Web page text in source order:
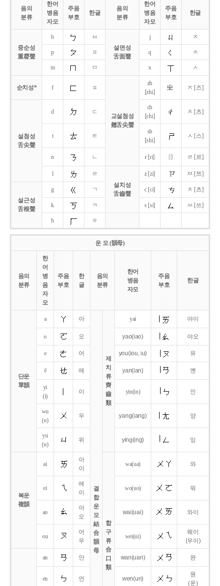
음의
분류
한어
병음
자모
주음
부호
한글
음의
분류
한어
병음
자모
주음
부호
한글
중순성
重脣聲
b
ㅂ
설면성
舌面聲
j ㅈ
p ㅍ q ㅊ
m ㅁ x ㅅ
순치성* f ㅍ
교설첨성
翹舌尖聲
zh
[zhi]
ㅈ [즈]
설첨성
舌尖聲
d ㄷ
ch
[chi]
ㅊ [츠]
t ㅌ
sh
[shi]
ㅅ [스]
n ㄴ r [ri] ㄖ ㄹ [르]
l
ㄹ
설치성
舌齒聲
z [zi] ㅉ [쯔]
설근성
舌根聲
g ㄱ c [ci] ㅊ [츠]
k ㅋ s [si] ㅆ [쓰]
h ㅎ
운 모 (韻母)
음의
분류
한
어
병
음
자
모
주음
부호
한
글
음의
분류
한어
병음
자모
주음
부호
한글
단운
單韻
a 아
결
합
운
모
結
合
韻
母
제
치
류
齊
齒
類
yai 야이
o 오 yao(iao) 야오
e 어 you(iou,iu) 유
ê 에 yan(ian) 옌
yi
(i)
이 yin(in) 인
wu
(u)
우 yang(iang) 양
yu
(u)
위 ying(ing) 잉
복운
複韻
ai
아
이
합
구
류
合
口
類
wa(ua) 와
ei
에
이
wo(uo) 워
ao
아
오
wai(uai) 와이
ou
어
우
wei(ui)
웨이
(우이)
an 안 wan(uan) 완
en 언 wen(un)
원
(운)